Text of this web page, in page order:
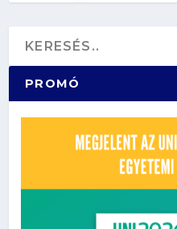
PROMÓ